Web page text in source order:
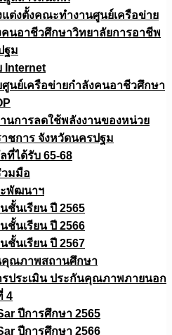
แต่งตั้งคณะทำงานศูนย์เครือข่าย
คนอาชีวศึกษาวิทยาลัยการอาชีพ
ฐม
Internet
ศูนย์เครือข่ายกำลังคนอาชีวศึกษา
นการลดใช้พลังงานของหน่วย
าชการ จังหวัดนครปฐม
ที่ได้รับ 65-68
มมือ
ะพัฒนาฯ
ชั้นเรียน ปี 2565
ชั้นเรียน ปี 2566
ชั้นเรียน ปี 2567
คุณภาพสถานศึกษา
รประเมิน ประกันคุณภาพภายนอก
4
ปีการศึกษา 2565
ปีการศึกษา 2566